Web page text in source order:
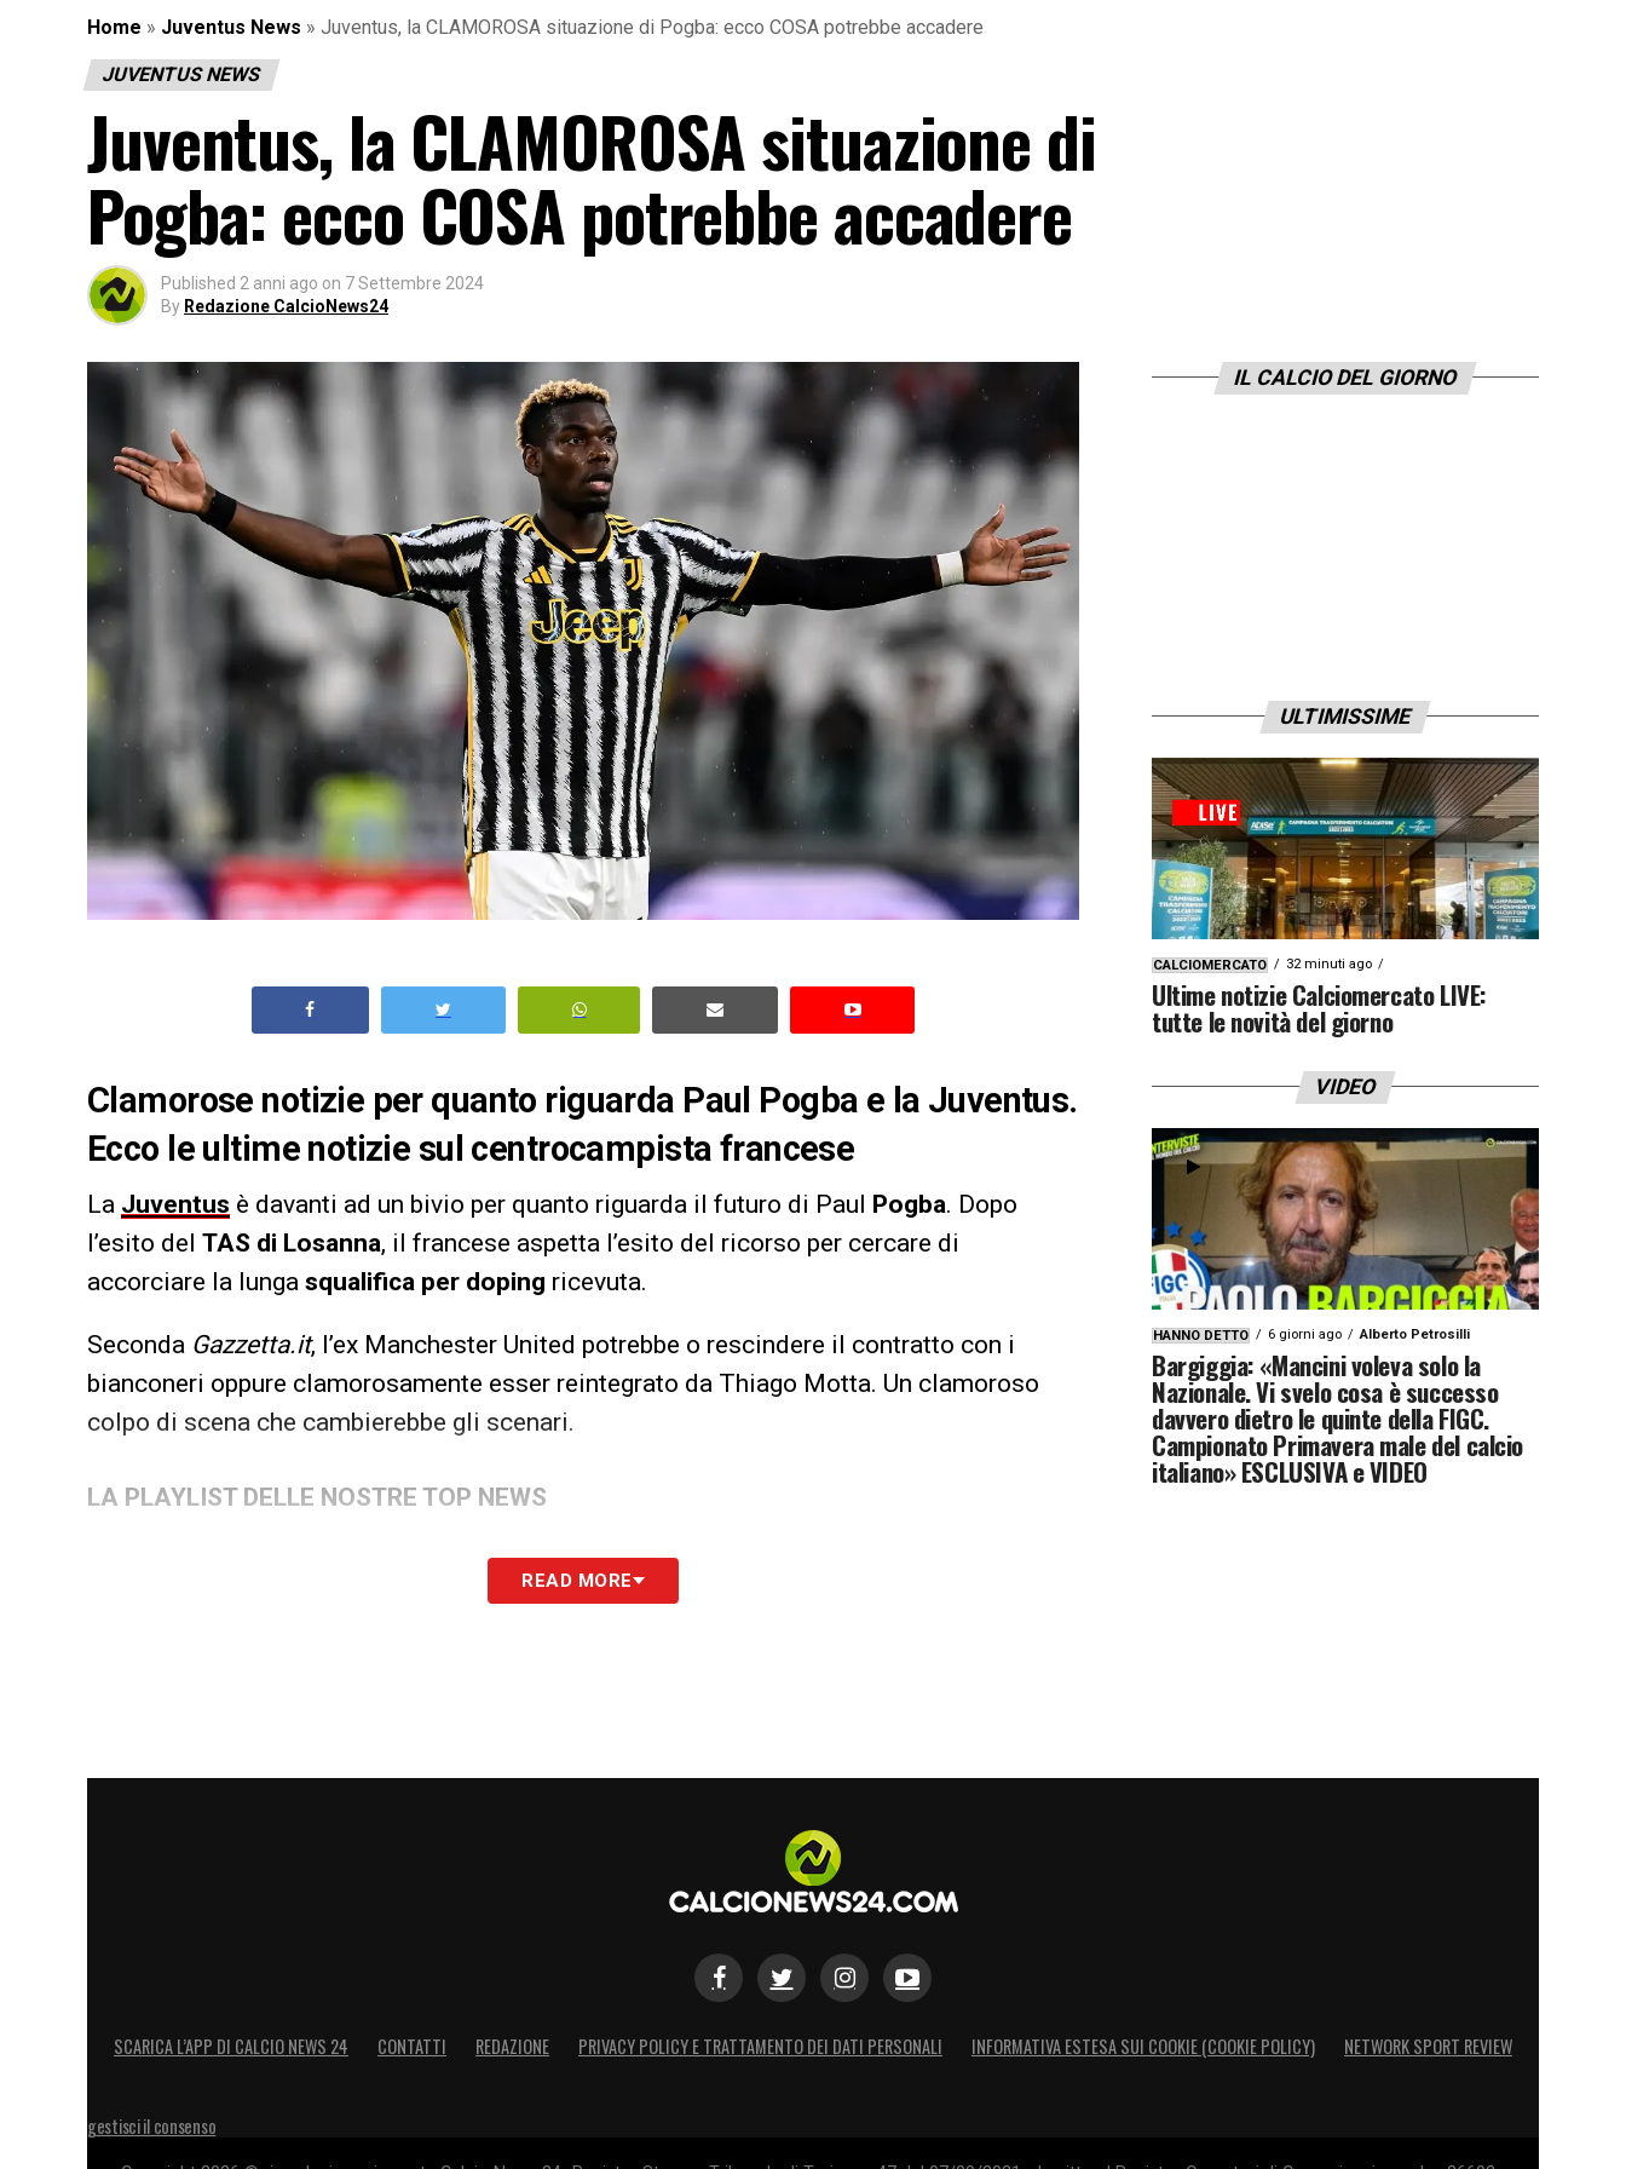
Home » Juventus News » Juventus, la CLAMOROSA situazione di Pogba: ecco COSA potrebbe accadere
JUVENTUS NEWS
Juventus, la CLAMOROSA situazione di
Pogba: ecco COSA potrebbe accadere
Published 2 anni ago on 7 Settembre 2024
By Redazione CalcioNews24
Clamorose notizie per quanto riguarda Paul Pogba e la Juventus.
Ecco le ultime notizie sul centrocampista francese
La Juventus è davanti ad un bivio per quanto riguarda il futuro di Paul Pogba. Dopo
l’esito del TAS di Losanna, il francese aspetta l’esito del ricorso per cercare di
accorciare la lunga squalifica per doping ricevuta.
Seconda Gazzetta.it, l’ex Manchester United potrebbe o rescindere il contratto con i
bianconeri oppure clamorosamente esser reintegrato da Thiago Motta. Un clamoroso
colpo di scena che cambierebbe gli scenari.
LA PLAYLIST DELLE NOSTRE TOP NEWS
READ MORE
IL CALCIO DEL GIORNO
ULTIMISSIME
CALCIOMERCATO 32 minuti ago
Ultime notizie Calciomercato LIVE:
tutte le novità del giorno
VIDEO
HANNO DETTO 6 giorni ago Alberto Petrosilli
Bargiggia: «Mancini voleva solo la
Nazionale. Vi svelo cosa è successo
davvero dietro le quinte della FIGC.
Campionato Primavera male del calcio
italiano» ESCLUSIVA e VIDEO
SCARICA L’APP DI CALCIO NEWS 24 CONTATTI REDAZIONE PRIVACY POLICY E TRATTAMENTO DEI DATI PERSONALI INFORMATIVA ESTESA SUI COOKIE (COOKIE POLICY) NETWORK SPORT REVIEW
gestisci il consenso